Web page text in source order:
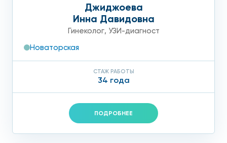
Джиджоева
Инна Давидовна
Гинеколог, УЗИ-диагност
Новаторская
СТАЖ РАБОТЫ
34 года
ПОДРОБНЕЕ